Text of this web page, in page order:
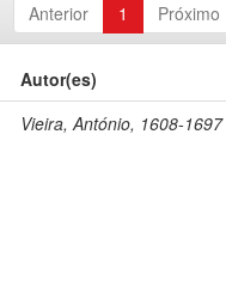
Anterior 1 Próximo
Autor(es)
Vieira, António, 1608-1697